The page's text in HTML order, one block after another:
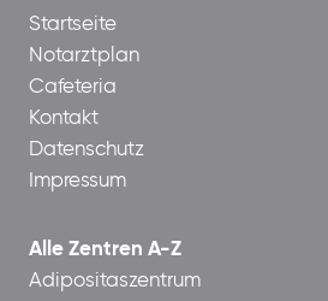
Startseite
Notarztplan
Cafeteria
Kontakt
Datenschutz
Impressum
Alle Zentren A-Z
Adipositaszentrum